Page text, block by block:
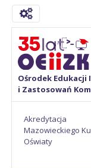
Ośrodek
i Zastosowań
Akredytacja
Mazowieckiego
Oświaty